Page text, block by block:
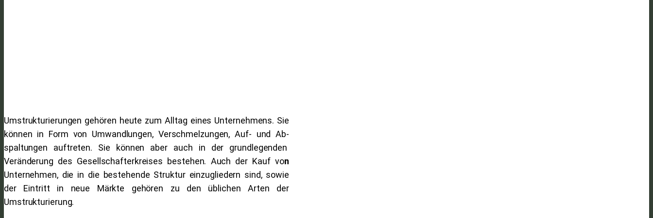
Umstrukturierungen gehören heute zum Alltag eines Unternehmens. Sie
können in Form von Umwandlungen, Verschmelzungen, Auf- und Ab-
spaltungen auftreten. Sie können aber auch in der grundlegenden
Veränderung des Gesellschafterkreises bestehen. Auch der Kauf von
Unternehmen, die in die bestehende Struktur einzugliedern sind, sowie
der Eintritt in neue Märkte gehören zu den üblichen Arten der
Umstrukturierung.